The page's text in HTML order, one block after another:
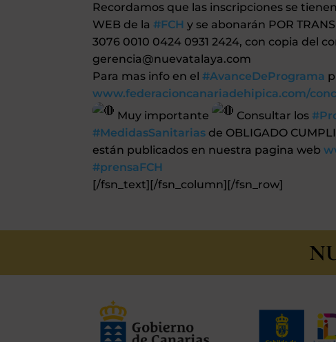
Recordamos que las inscripciones se
WEB de la#FCH y se abonarán POR
3076 0010 0424 0931 2424, con copia del
gerencia@nuevatalaya.com
Para mas info en el#AvanceDePrograma
www.federacioncanariadehipica.com/
Muy importante
Consultar los
#MedidasSanitarias de OBLIGADO
están publicados en nuestra pagina web
#prensaFCH
[/fsn_text][/fsn_column][/fsn_row]